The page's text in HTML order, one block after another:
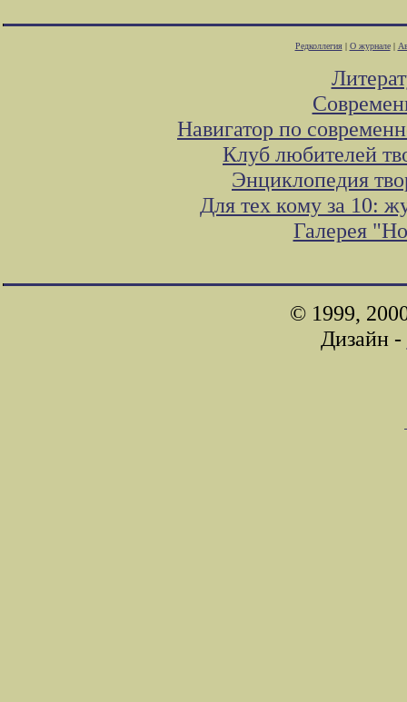
Редколлегия| О журнале|
Навигатор по
Клуб любителей
Энциклопедия
Для тех кому за 10:
Галерея
© 1999,
Дизайн -